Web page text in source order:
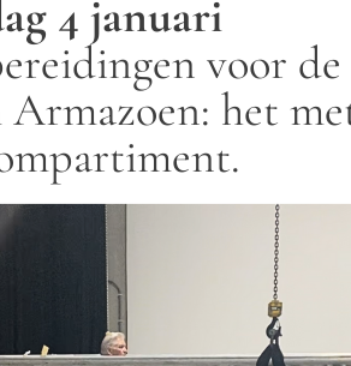
4 januari
voor
het